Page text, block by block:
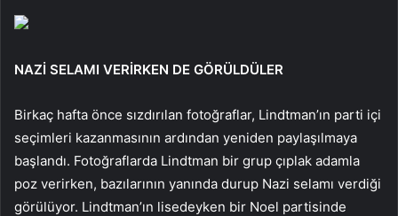
NAZİ SELAMI VERİRKEN DE GÖRÜLDÜLER
Birkaç hafta önce sızdırılan fotoğraflar, Lindtman’ın parti içi
seçimleri kazanmasının ardından yeniden paylaşılmaya
başlandı. Fotoğraflarda Lindtman bir grup çıplak adamla
poz verirken, bazılarının yanında durup Nazi selamı verdiği
görülüyor. Lindtman’ın lisedeyken bir Noel partisinde